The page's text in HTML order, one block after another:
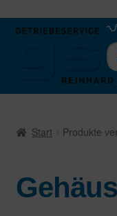
Zur
Zum
Schaltgetriebe
Start Produkte